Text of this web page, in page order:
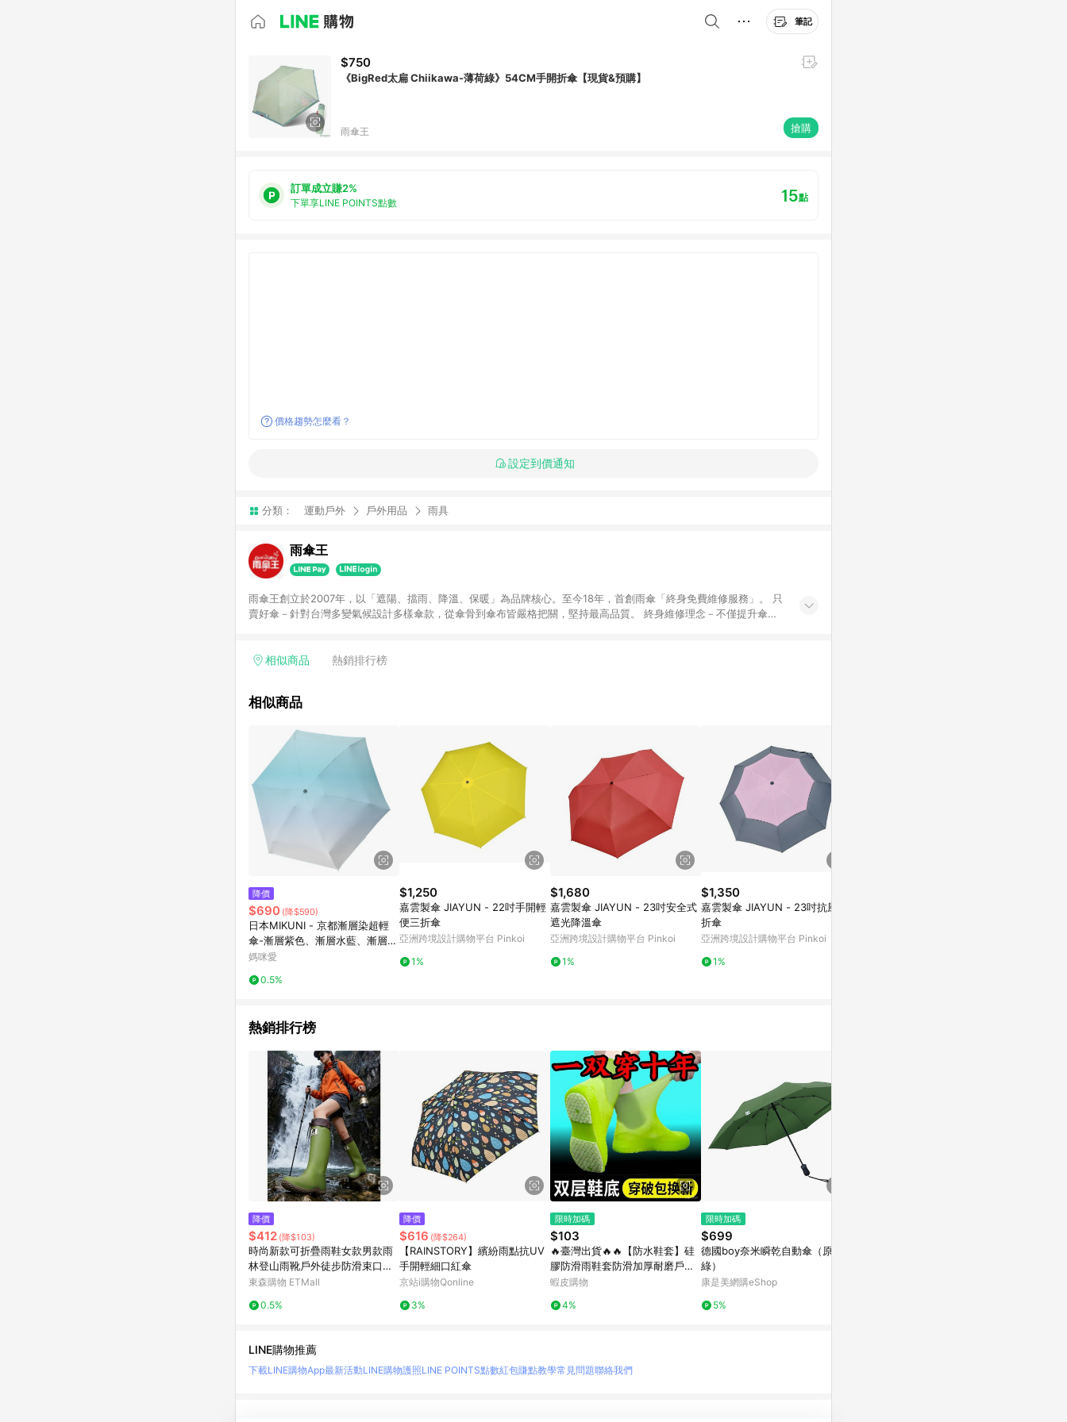
筆記
$750
《BigRed太扁 Chiikawa-薄荷綠》54CM手開折傘【現貨&預購】
雨傘王 搶購
訂單成立賺2%
下單享LINE POINTS點數 15點
價格趨勢怎麼看？
設定到價通知
分類： 運動戶外 戶外用品 雨具
雨傘王
雨傘王創立於2007年，以「遮陽、擋雨、降溫、保暖」為品牌核心。至今18年，首創雨傘「終身免費維修服務」。 只
賣好傘－針對台灣多變氣候設計多樣傘款，從傘骨到傘布皆嚴格把關，堅持最高品質。 終身維修理念－不僅提升傘具
擋雨、降溫、保暖-陪伴你安心度過酷熱、降雨與四季變化，對抗暖化帶來的極端氣候！
相似商品 熱銷排行榜
相似商品
降價
$690 (降$590)
日本MIKUNI - 京都漸層染超輕
傘-漸層紫色、漸層水藍、漸層鵝
黃-重量：135g. 傘面：89CM 傘
媽咪愛
0.5%
$1,250
嘉雲製傘 JIAYUN - 22吋手開輕
便三折傘
亞洲跨境設計購物平台 Pinkoi
1%
$1,680
嘉雲製傘 JIAYUN - 23吋安全式
遮光降溫傘
亞洲跨境設計購物平台 Pinkoi
1%
$1,350
嘉雲製傘 JIAYUN - 23吋抗風三
折傘
亞洲跨境設計購物平台 Pinkoi
1%
熱銷排行榜
降價
$412 (降$103)
時尚新款可折疊雨鞋女款男款雨
林登山雨靴戶外徒步防滑束口防
水鞋
東森購物 ETMall
0.5%
降價
$616 (降$264)
【RAINSTORY】繽紛雨點抗UV
手開輕細口紅傘
京站i購物Qonline
3%
限時加碼
$103
🔥臺灣出貨🔥🔥【防水鞋套】硅
膠防滑雨鞋套防滑加厚耐磨戶外
防水防雨男女雨靴套 FOWG
蝦皮購物
4%
限時加碼
$699
德國boy奈米瞬乾自動傘（原野
綠）
康是美網購eShop
5%
LINE購物推薦
下載LINE購物App最新活動LINE購物護照LINE POINTS點數紅包賺點教學常見問題聯絡我們